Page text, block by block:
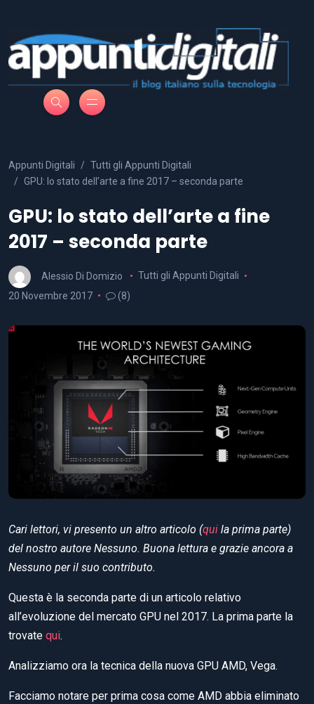
Appunti Digitali
Tutti gli Appunti Digitali
GPU: lo stato dell’arte a fine 2017 – seconda parte
GPU: lo stato dell’arte a fine
2017 – seconda parte
Alessio Di Domizio
Tutti gli Appunti Digitali
20 Novembre 2017
(8)
Cari lettori, vi presento un altro articolo (qui la prima parte)
del nostro autore Nessuno. Buona lettura e grazie ancora a
Nessuno per il suo contributo.
Questa è la seconda parte di un articolo relativo
all’evoluzione del mercato GPU nel 2017. La prima parte la
trovate qui.
Analizziamo ora la tecnica della nuova GPU AMD, Vega.
Facciamo notare per prima cosa come AMD abbia eliminato